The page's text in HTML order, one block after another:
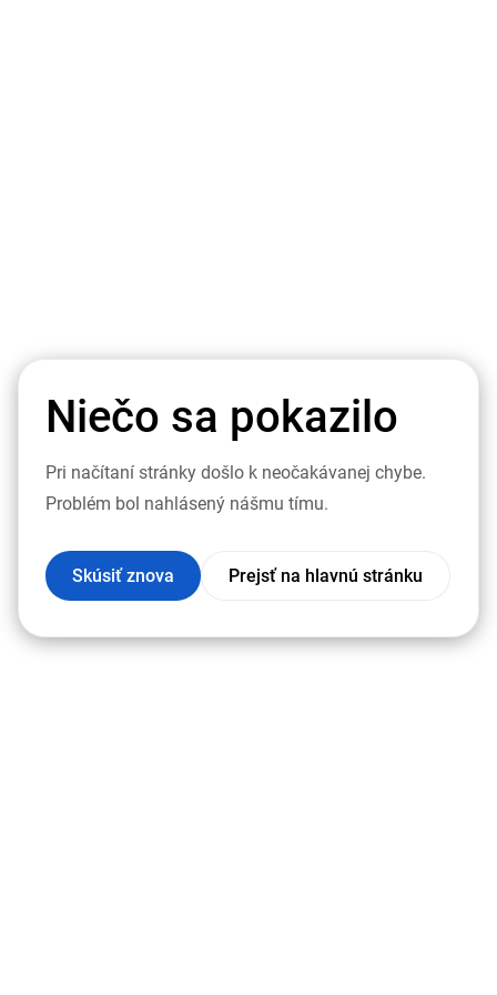
Niečo sa pokazilo
Pri načítaní stránky došlo k neočakávanej chybe.
Problém bol nahlásený nášmu tímu.
Skúsiť znova Prejsť na hlavnú stránku